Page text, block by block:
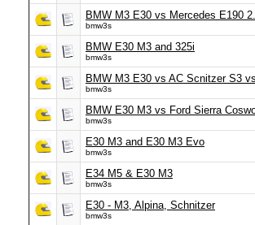
BMW M3 E30 vs Mercedes E190
bmw3s
BMW E30 M3 and 325i
bmw3s
BMW M3 E30 vs AC Scnitzer S3
bmw3s
BMW E30 M3 vs Ford Sierra
bmw3s
E30 M3 and E30 M3 Evo
bmw3s
E34 M5 & E30 M3
bmw3s
E30 - M3, Alpina, Schnitzer
bmw3s